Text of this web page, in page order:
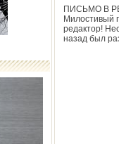
ПИСЬМО В
Милостивый
редактор!
назад был